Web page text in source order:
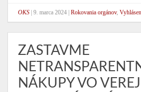
OKS 9. marca 2024 Rokovania orgánov,
ZASTAVME
NÁKUPY VO